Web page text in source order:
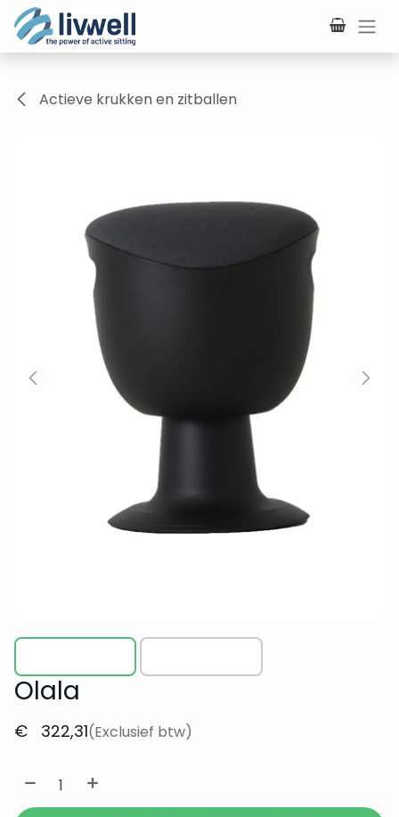
Overslaan naar inhoud
Actieve krukken en zitballen
Olala
€ 322,31(Exclusief btw)